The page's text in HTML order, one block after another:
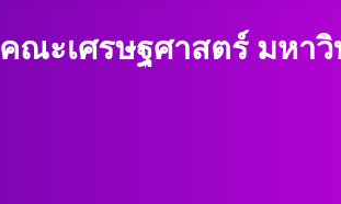
ณะเศรษฐศาสตร์ มหา